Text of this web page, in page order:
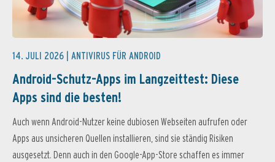
14. JULI 2026 | ANTIVIRUS FÜR ANDROID
Android-Schutz-Apps im Langzeittest: Diese
Apps sind die besten!
Auch wenn Android-Nutzer keine dubiosen Webseiten aufrufen oder
Apps aus unsicheren Quellen installieren, sind sie ständig Risiken
ausgesetzt. Denn auch in den Google-App-Store schaffen es immer